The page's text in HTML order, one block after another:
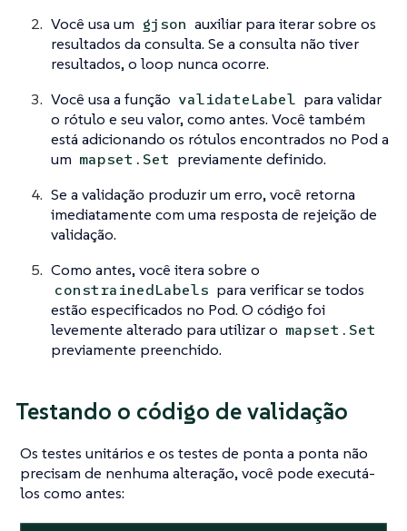
Você usa um gjson auxiliar para iterar sobre os
resultados da consulta. Se a consulta não tiver
resultados, o loop nunca ocorre.
Você usa a função validateLabel para validar
o rótulo e seu valor, como antes. Você também
está adicionando os rótulos encontrados no Pod a
um mapset.Set previamente definido.
Se a validação produzir um erro, você retorna
imediatamente com uma resposta de rejeição de
validação.
Como antes, você itera sobre o
constrainedLabels para verificar se todos
estão especificados no Pod. O código foi
levemente alterado para utilizar o mapset.Set
previamente preenchido.
Testando o código de validação
Os testes unitários e os testes de ponta a ponta não
precisam de nenhuma alteração, você pode executá-
los como antes: